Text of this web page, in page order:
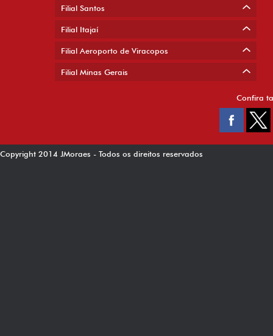
Filial Santos
Filial Itajaí
Filial Aeroporto de Viracopos
Filial Minas Gerais
Confira
Copyright 2014 JMoraes - Todos os direitos reservados